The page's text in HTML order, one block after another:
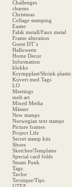
Challenges
charms
Christmas
Collage stamping
Easter
Falsk metall/Faux metal
Frame alteration
Guest DT´s
Halloween
Home Decor
Information
klokke
Krympplast/Shrink plastic
Kuvert med Tags
LO
Meetings
melt art
Mixed Media
Mässor
New stamps
Norwegian text stamps
Picture frames
Project Life
Secret stamp kits
Shoes
Sketches/Templates
Special card folds
Steam Punk
Tags
Tavlor
Tecnique/Tips